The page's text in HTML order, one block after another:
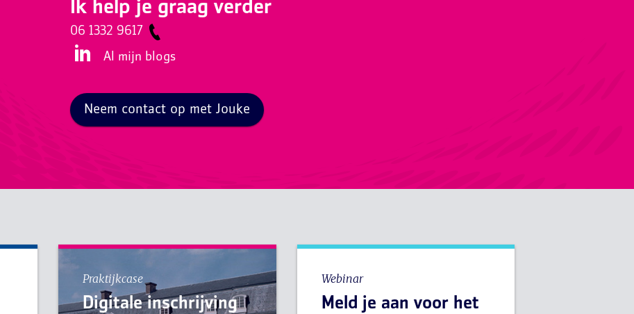
Ik help je graag verder
06 1332 9617
Al mijn blogs
Neem contact op met Jouke
Praktijkcase
Digitale inschrijving
Webinar
Meld je aan voor het